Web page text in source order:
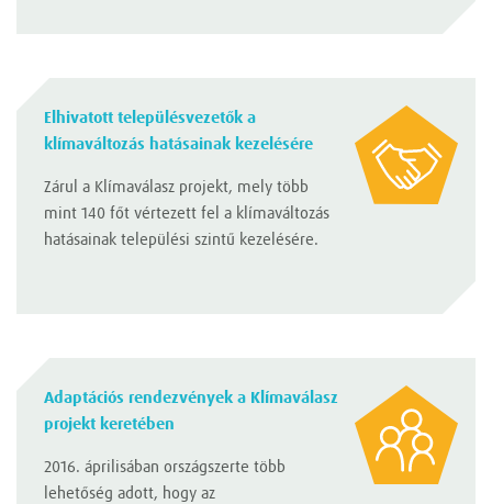
Elhivatott településvezetők a
klímaváltozás hatásainak kezelésére
Zárul a Klímaválasz projekt, mely több
mint 140 főt vértezett fel a klímaváltozás
hatásainak települési szintű kezelésére.
Adaptációs rendezvények a Klímaválasz
projekt keretében
2016. áprilisában országszerte több
lehetőség adott, hogy az